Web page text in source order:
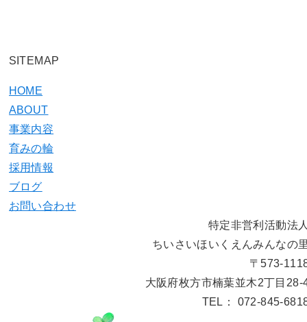
SITEMAP
HOME
ABOUT
事業内容
育みの輪
採用情報
ブログ
お問い合わせ
特定非営利活動法
ちいさいほいくえんみんなの
〒573-
大阪府枚方市楠葉並木2丁目28-
TEL： 072-845-